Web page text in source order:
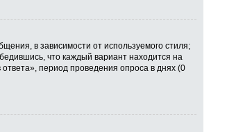
в зависимости от используемого стиля;
что каждый вариант находится на
период проведения опроса в днях (0